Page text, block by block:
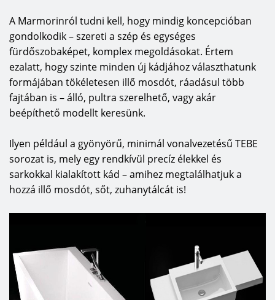
A Marmorinról tudni kell, hogy mindig koncepcióban
gondolkodik – szereti a szép és egységes
fürdőszobaképet, komplex megoldásokat. Értem
ezalatt, hogy szinte minden új kádjához választhatunk
formájában tökéletesen illő mosdót, ráadásul több
fajtában is – álló, pultra szerelhető, vagy akár
beépíthető modellt keresünk.
Ilyen például a gyönyörű, minimál vonalvezetésű TEBE
sorozat is, mely egy rendkívül precíz élekkel és
sarkokkal kialakított kád – amihez megtalálhatjuk a
hozzá illő mosdót, sőt, zuhanytálcát is!